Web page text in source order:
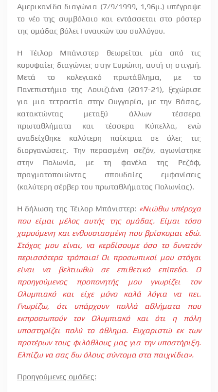
Αμερικανίδα διαγώνια (7/9/1999, 1,96μ.) υπέγραψε
το νέο της συμβόλαιο και εντάσσεται στο ρόστερ
της ομάδας βόλεϊ Γυναικών του συλλόγου.
Η Τέιλορ Μπάνιστερ θεωρείται μία από τις
κορυφαίες διαγώνιες στην Ευρώπη, αυτή τη στιγμή.
Μετά το κολεγιακό πρωτάθλημα, με το
Πανεπιστήμιο της Λουιζιάνα (2017-21), ξεχώρισε
για μια τετραετία στην Ουγγαρία, με την Βάσας,
κατακτώντας μεταξύ άλλων τέσσερα
πρωταθλήματα και τέσσερα Κύπελλα, ενώ
αναδείχθηκε καλύτερη παίκτρια σε όλες τις
διοργανώσεις. Την περασμένη σεζόν, αγωνίστηκε
στην Πολωνία, με τη φανέλα της Ρεζόφ,
πραγματοποιώντας σπουδαίες εμφανίσεις
(καλύτερη σέρβερ του πρωταθλήματος Πολωνίας).
Η δήλωση της Τέιλορ Μπάνιστερ: «Νιώθω υπέροχα
που είμαι μέλος αυτής της ομάδας. Είμαι τόσο
χαρούμενη και ενθουσιασμένη που βρίσκομαι εδώ.
Στόχος μου είναι, να κερδίσουμε όσο το δυνατόν
περισσότερα τρόπαια! Οι προσωπικοί μου στόχοι
είναι να βελτιωθώ σε επιθετικό επίπεδο. Ο
προηγούμενος προπονητής μου γνωρίζει τον
Ολυμπιακό και είχε μόνο καλά λόγια να πει.
Γνωρίζω, ότι υπάρχουν πολλά αθλήματα που
εκπροσωπούν τον Ολυμπιακό και ότι η πόλη
υποστηρίζει πολύ το άθλημα. Ευχαριστώ εκ των
προτέρων τους φιλάθλους μας για την υποστήριξη.
Ελπίζω να σας δω όλους σύντομα στα παιχνίδια».
Προηγούμενες ομάδες: